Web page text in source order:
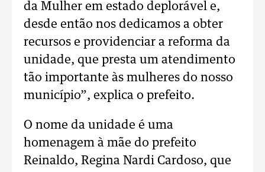
da Mulher em estado deplorável e,
desde então nos dedicamos a obter
recursos e providenciar a reforma da
unidade, que presta um atendimento
tão importante às mulheres do nosso
município”, explica o prefeito.
O nome da unidade é uma
homenagem à mãe do prefeito
Reinaldo, Regina Nardi Cardoso, que